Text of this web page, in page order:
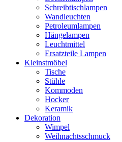
Schreibtischlampen
Wandleuchten
Petroleumlampen
Hängelampen
Leuchtmittel
Ersatzteile Lampen
Kleinstmöbel
Tische
Stühle
Kommoden
Hocker
Keramik
Dekoration
Wimpel
Weihnachtsschmuck